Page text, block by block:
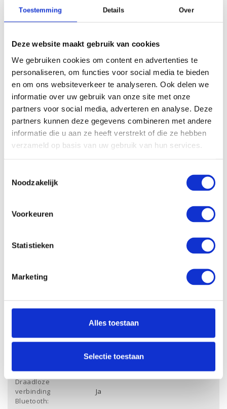
Toestemming Details Over
Deze website maakt gebruik van cookies
We gebruiken cookies om content en advertenties te
personaliseren, om functies voor social media te bieden
en om ons websiteverkeer te analyseren. Ook delen we
informatie over uw gebruik van onze site met onze
partners voor social media, adverteren en analyse. Deze
partners kunnen deze gegevens combineren met andere
informatie die u aan ze heeft verstrekt of die ze hebben
verzameld op basis van uw gebruik van hun services.
Noodzakelijk
Voorkeuren
Statistieken
Marketing
Alles toestaan
Selectie toestaan
Schermdiagonaal:
23.8 inch (60.45 cm)
Scherm resolutie:
1920 x 1080 (Full HD)
Touchscreen:
-
Scherm reflectie:
Ontspiegeld
Kantelbaar:
-
Processor kernen:
kloksnelheid:
Opslagcapaciteit
-
ethernet:
Ja
Draadloze
verbinding
Bluetooth:
Ja